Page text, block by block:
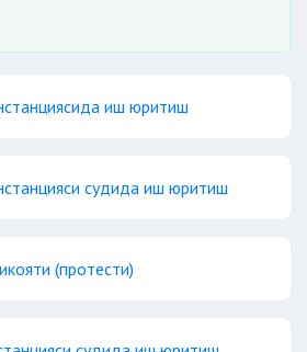
иш юритиш
судида иш юритиш
(протести)